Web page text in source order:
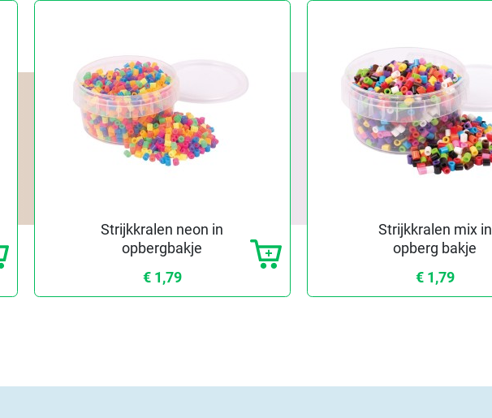
Strijkkralen neon in
opbergbakje
€ 1,79
Strijkkralen mix in
opberg bakje
€ 1,79